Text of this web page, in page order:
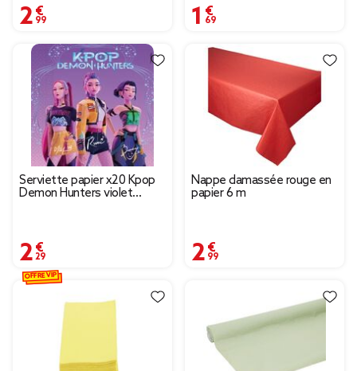
2,99 € 1,69 €
Serviette papier x20 Kpop
Demon Hunters violet
2,29 €
Nappe damassée rouge en
papier 6 m
2,99 €
OFFRE VIP